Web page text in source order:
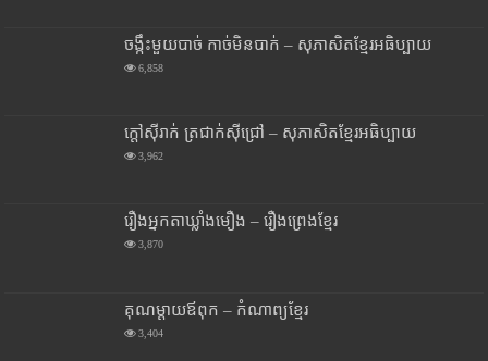
ចង្កឹះមួយបាច់ កាច់មិនបាក់ – សុភាសិតខ្មែរអធិប្បាយ
6,858
ក្តៅស៊ីរាក់ ត្រជាក់ស៊ីជ្រៅ – សុភាសិតខ្មែរអធិប្បាយ
3,962
រឿងអ្នកតាឃ្លាំងមឿង – រឿងព្រេងខ្មែរ
3,870
គុណម្តាយឪពុក – កំណាព្យខ្មែរ
3,404